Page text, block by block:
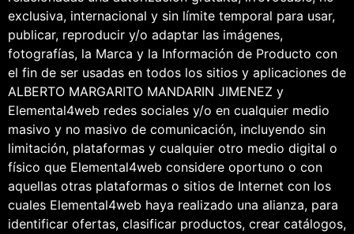
exclusiva, internacional y sin límite temporal para usar,
publicar, reproducir y/o adaptar las imágenes,
fotografías, la Marca y la Información de Producto con
el fin de ser usadas en todos los sitios y aplicaciones de
ALBERTO MARGARITO MANDARIN JIMENEZ y
Elemental4web redes sociales y/o en cualquier medio
masivo y no masivo de comunicación, incluyendo sin
limitación, plataformas y cualquier otro medio digital o
físico que Elemental4web considere oportuno o con
aquellas otras plataformas o sitios de Internet con los
cuales Elemental4web haya realizado una alianza, para
identificar ofertas, clasificar productos, crear catálogos,